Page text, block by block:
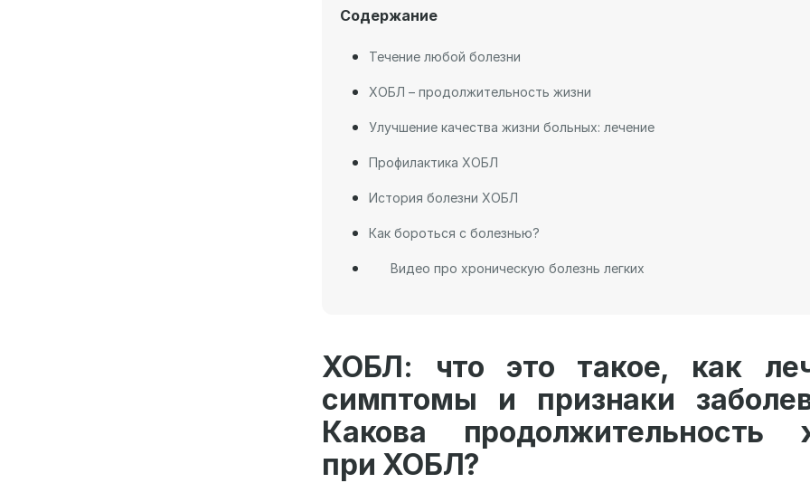
Содержание
Течение любой болезни
ХОБЛ – продолжительность жизни
Улучшение качества жизни больных: лечение
Профилактика ХОБЛ
История болезни ХОБЛ
Как бороться с болезнью?
Видео про хроническую болезнь легких
ХОБЛ: что это такое, как
симптомы и признаки
Какова продолжительность
при ХОБЛ?